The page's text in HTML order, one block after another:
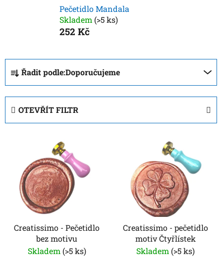
Pečetidlo Mandala
Skladem (>5 ks)
252 Kč
Ř
a
z
n
í
Řadit podle:Doporučujeme
OTEVŘÍT FILTR
Creatissimo - Pečetidlo
bez motivu
Skladem (>5 ks)
Creatissimo - pečetidlo
motiv Čtyřlístek
Skladem (>5 ks)